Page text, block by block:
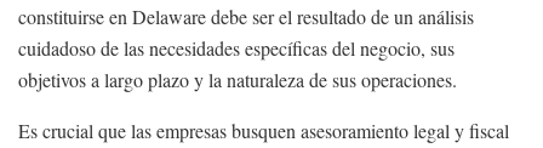
constituirse en Delaware debe ser el resultado de un análisis
cuidadoso de las necesidades específicas del negocio, sus
objetivos a largo plazo y la naturaleza de sus operaciones.
Es crucial que las empresas busquen asesoramiento legal y fiscal